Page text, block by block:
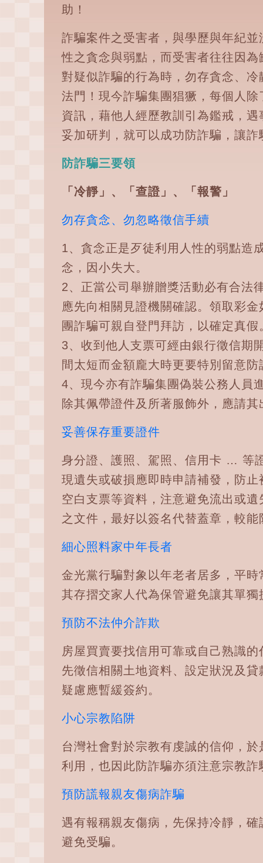
助！
詐騙案件之受害者，與學歷與年紀
性之貪念與弱點，而受害者往往因
對疑似詐騙的行為時，勿存貪念、
法門！現今詐騙集團猖獗，每個人
資訊，藉他人經歷教訓引為鑑戒，
妥加研判，就可以成功防詐騙，讓
防詐騙三要領
「冷靜」、「查證」、「報警」
勿存貪念、勿忽略徵信手續
1、貪念正是歹徒利用人性的弱點造
念，因小失大。
2、正當公司舉辦贈獎活動必有合法
應先向相關見證機關確認。領取彩
團詐騙可親自登門拜訪，以確定真假
3、收到他人支票可經由銀行徵信期
間太短而金額龐大時更要特別留意防
4、現今亦有詐騙集團偽裝公務人員
除其佩帶證件及所著服飾外，應請
妥善保存重要證件
身分證、護照、駕照、信用卡 … 等
現遺失或破損應即時申請補發，防
空白支票等資料，注意避免流出或
之文件，最好以簽名代替蓋章，較
細心照料家中年長者
金光黨行騙對象以年老者居多，平
其存摺交家人代為保管避免讓其單獨
預防不法仲介詐欺
房屋買賣要找信用可靠或自己熟識
先徵信相關土地資料、設定狀況及
疑慮應暫緩簽約。
小心宗教陷阱
台灣社會對於宗教有虔誠的信仰，
利用，也因此防詐騙亦須注意宗教詐
預防謊報親友傷病詐騙
遇有報稱親友傷病，先保持冷靜，
避免受騙。